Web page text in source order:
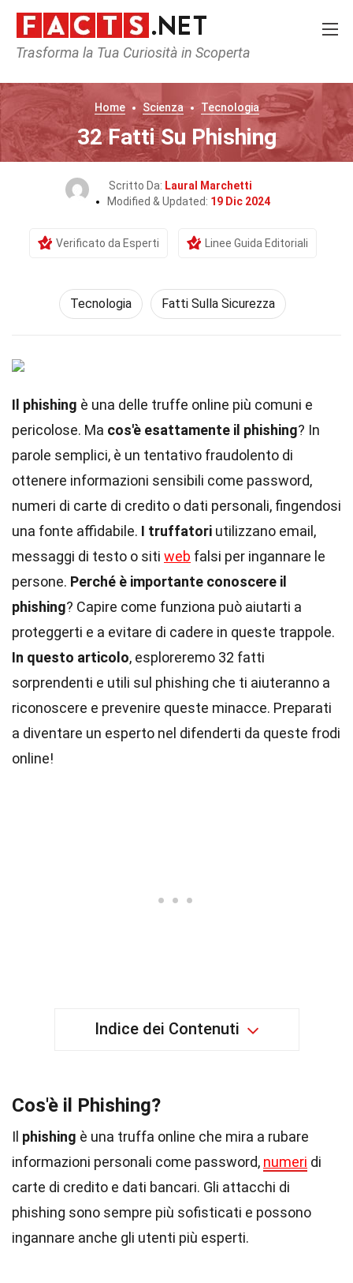
Trasforma la Tua Curiosità in Scoperta
Home Scienza Tecnologia
32 Fatti Su Phishing
Scritto Da: Laural Marchetti
Modified & Updated: 19 Dic 2024
Verificato da Esperti Linee Guida Editoriali
Tecnologia Fatti Sulla Sicurezza
Il phishing è una delle truffe online più comuni e
pericolose. Ma cos'è esattamente il phishing? In
parole semplici, è un tentativo fraudolento di
ottenere informazioni sensibili come password,
numeri di carte di credito o dati personali, fingendosi
una fonte affidabile. I truffatori utilizzano email,
messaggi di testo o siti web falsi per ingannare le
persone. Perché è importante conoscere il
phishing? Capire come funziona può aiutarti a
proteggerti e a evitare di cadere in queste trappole.
In questo articolo, esploreremo 32 fatti
sorprendenti e utili sul phishing che ti aiuteranno a
riconoscere e prevenire queste minacce. Preparati
a diventare un esperto nel difenderti da queste frodi
online!
Indice dei Contenuti
Cos'è il Phishing?
Il phishing è una truffa online che mira a rubare
informazioni personali come password, numeri di
carte di credito e dati bancari. Gli attacchi di
phishing sono sempre più sofisticati e possono
ingannare anche gli utenti più esperti.